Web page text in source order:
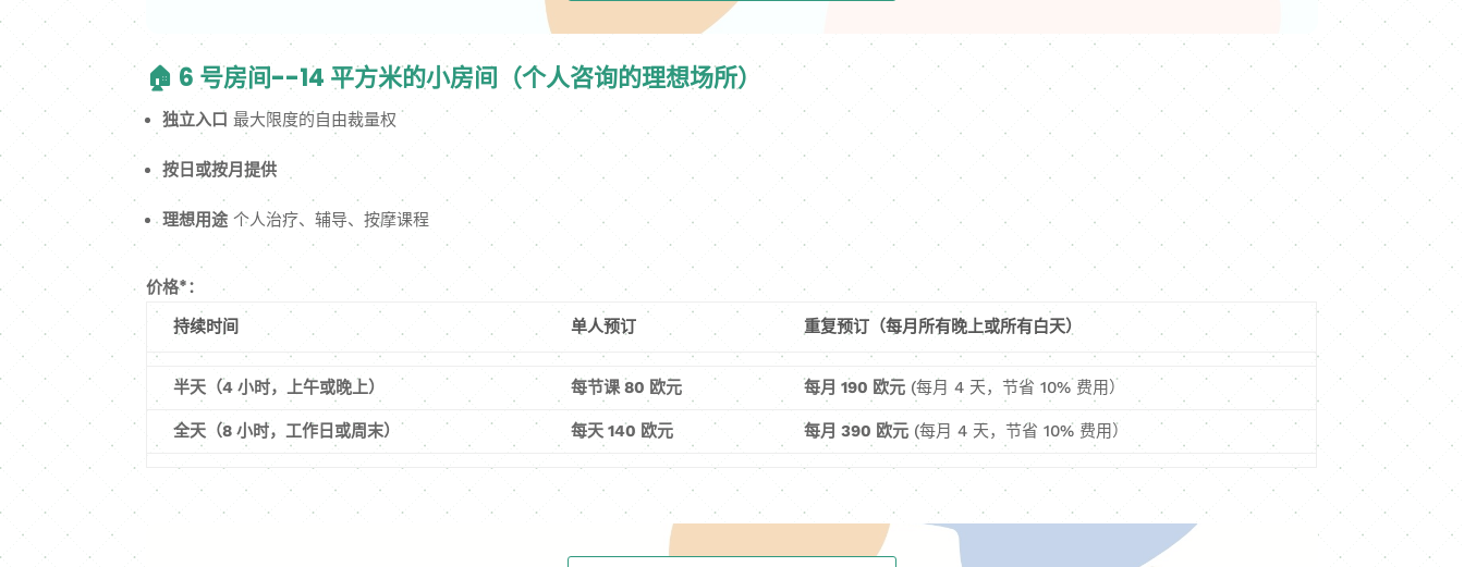
🏠 6 号房间--14 平方米的小房间（个人咨询的理想场所）
独立入口 最大限度的自由裁量权
按日或按月提供
理想用途 个人治疗、辅导、按摩课程
价格*：
持续时间 单人预订 重复预订（每月所有晚上或所有白天）
半天（4 小时，上午或晚上） 每节课 80 欧元 每月 190 欧元 (每月 4 天，节省 10% 费用）
全天（8 小时，工作日或周末） 每天 140 欧元 每月 390 欧元 (每月 4 天，节省 10% 费用）